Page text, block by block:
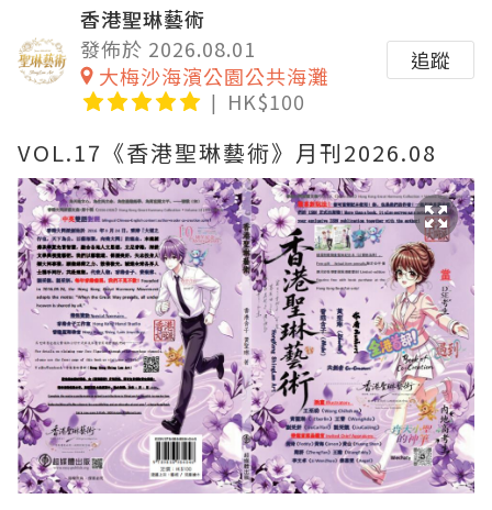
香港聖琳藝術
發佈於 2026.08.01
大梅沙海濱公園公共海灘
HK$100
追蹤
VOL.17《香港聖琳藝術》月刊2026.08